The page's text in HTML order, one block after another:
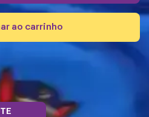
ao carrinho